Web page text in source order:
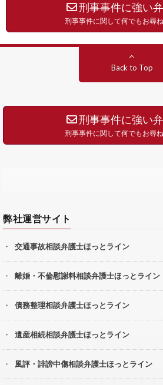
刑事事件に強い
刑事事件に関して何でもお尋ね
Back to Top
刑事事件に強い
刑事事件に関して何でもお尋ね
弊社運営サイト
交通事故相談弁護士ほっとライン
離婚・不倫慰謝料相談弁護士ほっとライン
債務整理相談弁護士ほっとライン
遺産相続相談弁護士ほっとライン
風評・誹謗中傷相談弁護士ほっとライン